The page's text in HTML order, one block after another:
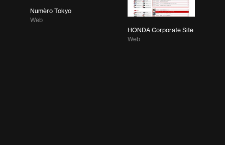
Numèro Tokyo
Web
HONDA Corporate Site
Web